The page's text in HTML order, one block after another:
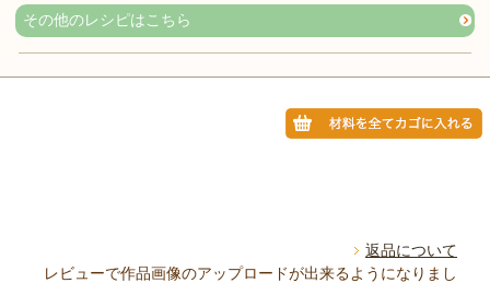
その他のレシピはこちら
返品について
レビューで作品画像のアップロードが出来るようになりまし